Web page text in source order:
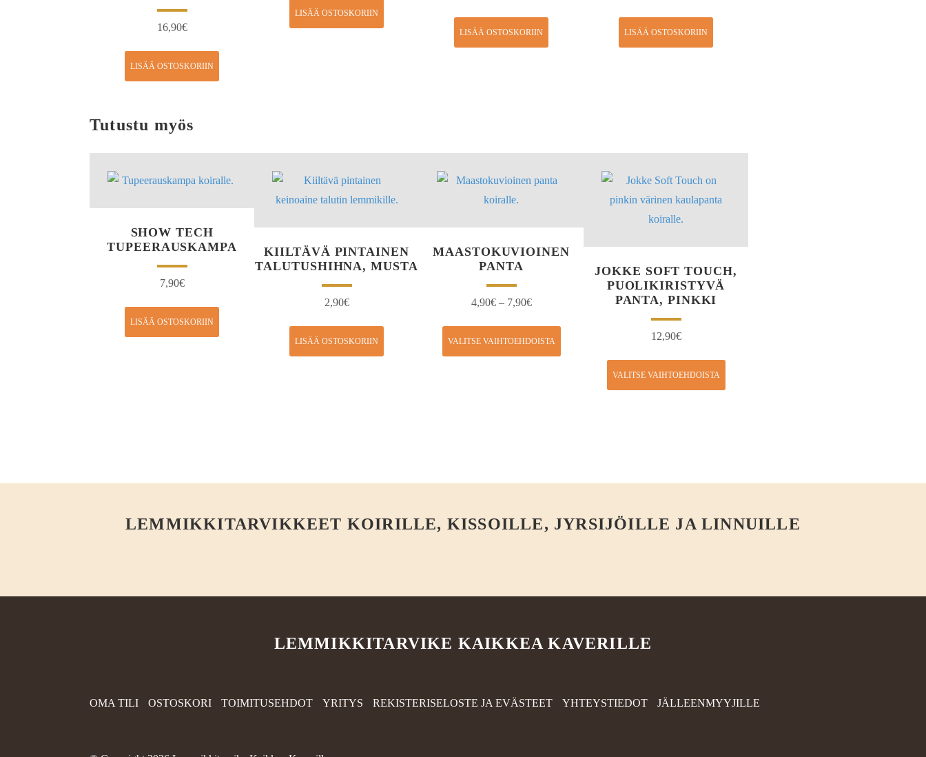
16,90€
LISÄÄ OSTOSKORIIN
LISÄÄ OSTOSKORIIN
LISÄÄ OSTOSKORIIN LISÄÄ OSTOSKORIIN
Tutustu myös
SHOW TECH
TUPEERAUSKAMPA
7,90€
LISÄÄ OSTOSKORIIN
KIILTÄVÄ PINTAINEN
TALUTUSHIHNA, MUSTA
2,90€
LISÄÄ OSTOSKORIIN
MAASTOKUVIOINEN
PANTA
4,90€ – 7,90€
VALITSE VAIHTOEHDOISTA
JOKKE SOFT TOUCH,
PUOLIKIRISTYVÄ
PANTA, PINKKI
12,90€
VALITSE VAIHTOEHDOISTA
LEMMIKKITARVIKKEET KOIRILLE, KISSOILLE, JYRSIJÖILLE JA LINNUILLE
LEMMIKKITARVIKE KAIKKEA KAVERILLE
OMA TILI OSTOSKORI TOIMITUSEHDOT YRITYS REKISTERISELOSTE JA EVÄSTEET YHTEYSTIEDOT JÄLLEENMYYJILLE